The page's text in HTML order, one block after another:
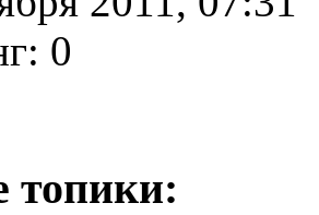
0
топики: